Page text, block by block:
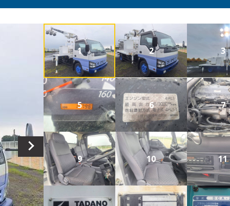
1 2 3
5 6 7
9 10 11